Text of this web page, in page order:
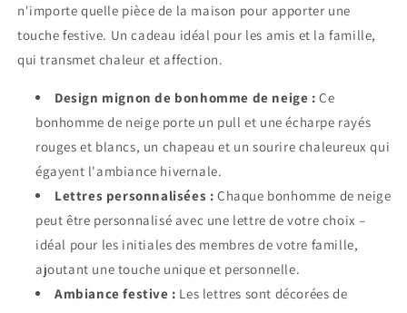
n'importe quelle pièce de la maison pour apporter une
touche festive. Un cadeau idéal pour les amis et la famille,
qui transmet chaleur et affection.
Design mignon de bonhomme de neige : Ce
bonhomme de neige porte un pull et une écharpe rayés
rouges et blancs, un chapeau et un sourire chaleureux qui
égayent l'ambiance hivernale.
Lettres personnalisées : Chaque bonhomme de neige
peut être personnalisé avec une lettre de votre choix –
idéal pour les initiales des membres de votre famille,
ajoutant une touche unique et personnelle.
Ambiance festive : Les lettres sont décorées de